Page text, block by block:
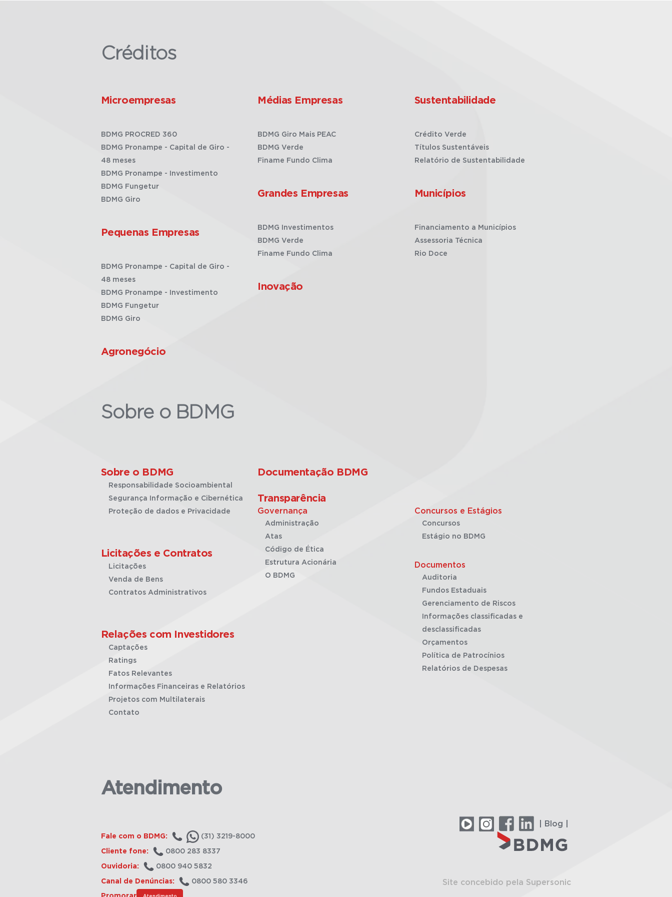
Créditos
Microempresas
BDMG PROCRED 360
BDMG Pronampe - Capital de Giro -
48 meses
BDMG Pronampe - Investimento
BDMG Fungetur
BDMG Giro
Pequenas Empresas
BDMG Pronampe - Capital de Giro -
48 meses
BDMG Pronampe - Investimento
BDMG Fungetur
BDMG Giro
Agronegócio
Médias Empresas
BDMG Giro Mais PEAC
BDMG Verde
Finame Fundo Clima
Grandes Empresas
BDMG Investimentos
BDMG Verde
Finame Fundo Clima
Inovação
Sustentabilidade
Crédito Verde
Títulos Sustentáveis
Relatório de Sustentabilidade
Municípios
Financiamento a Municípios
Assessoria Técnica
Rio Doce
Sobre o BDMG
Sobre o BDMG
Responsabilidade Socioambiental
Segurança Informação e Cibernética
Proteção de dados e Privacidade
Licitações e Contratos
Licitações
Venda de Bens
Contratos Administrativos
Relações com Investidores
Captações
Ratings
Fatos Relevantes
Informações Financeiras e Relatórios
Projetos com Multilaterais
Contato
Documentação BDMG
Transparência
Governança
Administração
Atas
Código de Ética
Estrutura Acionária
O BDMG
Concursos e Estágios
Concursos
Estágio no BDMG
Documentos
Auditoria
Fundos Estaduais
Gerenciamento de Riscos
Informações classificadas e
desclassificadas
Orçamentos
Política de Patrocínios
Relatórios de Despesas
Atendimento
Fale com o BDMG: (31) 3219-8000
Cliente fone: 0800 283 8337
Ouvidoria: 0800 940 5832
Canal de Denúncias: 0800 580 3346
Atendimento
| Blog |
Site concebido pela Supersonic